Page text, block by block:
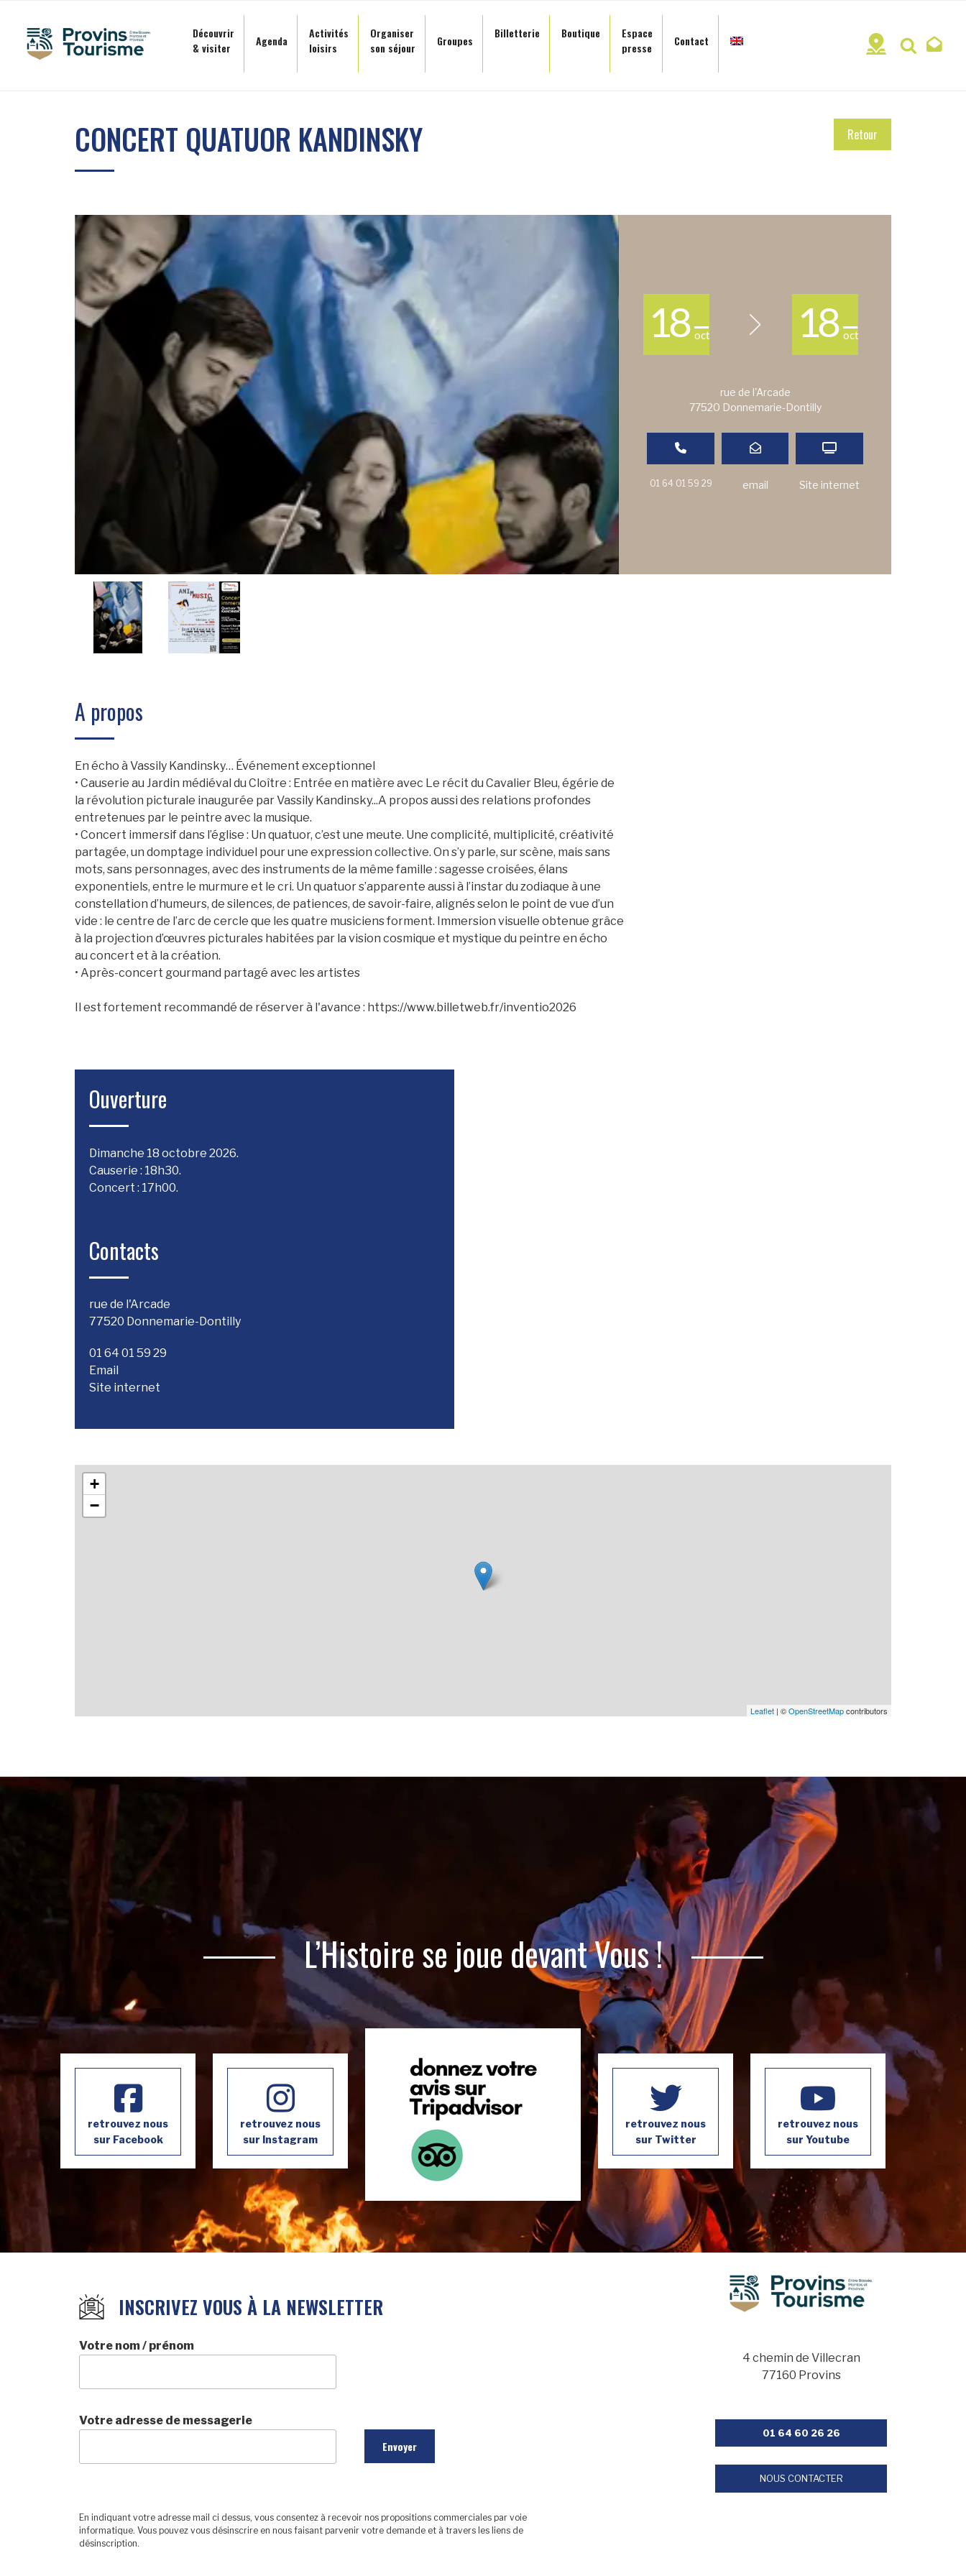
Découvrir
& visiter
Agenda
Activités
loisirs
Organiser
son séjour
Groupes
Billetterie Boutique
Espace
presse
Contact
CONCERT QUATUOR KANDINSKY Retour
18 oct 18 oct
rue de l'Arcade
77520 Donnemarie-Dontilly
01 64 01 59 29 email Site internet
A propos
En écho à Vassily Kandinsky… Événement exceptionnel
• Causerie au Jardin médiéval du Cloître : Entrée en matière avec Le récit du Cavalier Bleu, égérie de
la révolution picturale inaugurée par Vassily Kandinsky...A propos aussi des relations profondes
entretenues par le peintre avec la musique.
• Concert immersif dans l’église : Un quatuor, c’est une meute. Une complicité, multiplicité, créativité
partagée, un domptage individuel pour une expression collective. On s’y parle, sur scène, mais sans
mots, sans personnages, avec des instruments de la même famille : sagesse croisées, élans
exponentiels, entre le murmure et le cri. Un quatuor s’apparente aussi à l’instar du zodiaque à une
constellation d’humeurs, de silences, de patiences, de savoir-faire, alignés selon le point de vue d’un
vide : le centre de l’arc de cercle que les quatre musiciens forment. Immersion visuelle obtenue grâce
à la projection d’œuvres picturales habitées par la vision cosmique et mystique du peintre en écho
au concert et à la création.
• Après-concert gourmand partagé avec les artistes
Il est fortement recommandé de réserver à l'avance : https://www.billetweb.fr/inventio2026
Ouverture
Dimanche 18 octobre 2026.
Causerie : 18h30.
Concert : 17h00.
Contacts
rue de l'Arcade
77520 Donnemarie-Dontilly
01 64 01 59 29
Email
Site internet
+
−
Leaflet | ©OpenStreetMapcontributors
L’Histoire se joue devant Vous !
retrouvez nous
sur Facebook
retrouvez nous
sur Instagram
retrouvez nous
sur Twitter
retrouvez nous
sur Youtube
INSCRIVEZ VOUS À LA NEWSLETTER
Votre nom / prénom
Votre adresse de messagerie
En indiquant votre adresse mail ci dessus, vous consentez à recevoir nos propositions commerciales par voie
informatique. Vous pouvez vous désinscrire en nous faisant parvenir votre demande et à travers les liens de
désinscription.
4 chemin de Villecran
77160 Provins
01 64 60 26 26
NOUS CONTACTER